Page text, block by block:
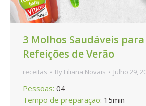
3 Molhos Saudáveis para
Refeições de Verão
receitas By Liliana Novais Julho 29,
Pessoas: 04
Tempo de preparação: 15min